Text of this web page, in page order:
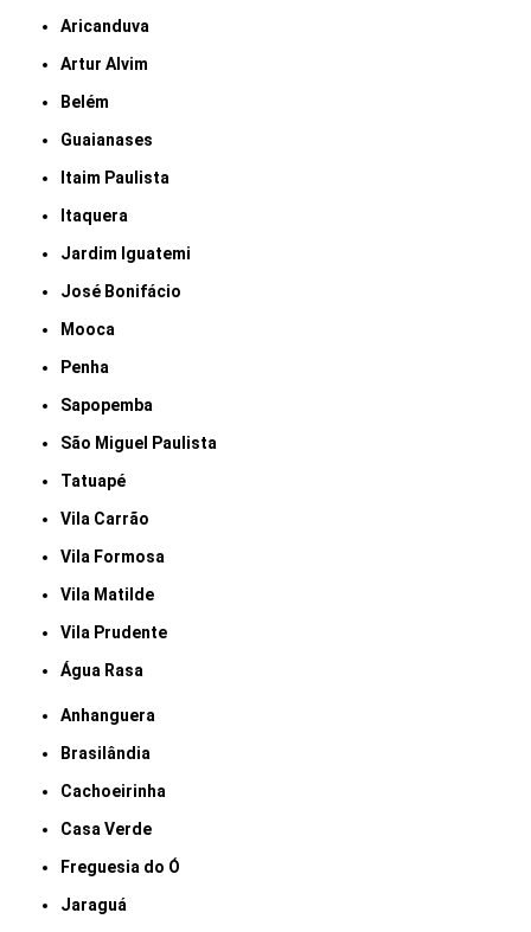
Aricanduva
Artur Alvim
Belém
Guaianases
Itaim Paulista
Itaquera
Jardim Iguatemi
José Bonifácio
Mooca
Penha
Sapopemba
São Miguel Paulista
Tatuapé
Vila Carrão
Vila Formosa
Vila Matilde
Vila Prudente
Água Rasa
Anhanguera
Brasilândia
Cachoeirinha
Casa Verde
Freguesia do Ó
Jaraguá